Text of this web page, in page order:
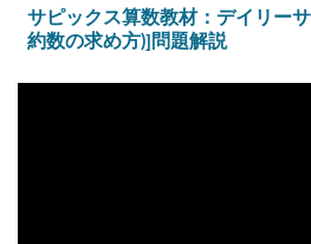
サピックス算数教材：デイリー
約数の求め方)]問題解説